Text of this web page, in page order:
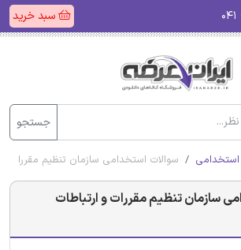
سبد خرید
جستجو
استخدامی سوالات استخدامی سازمان تنظیم مقررات و
سازمان تنظیم مقررات و ارتباطات